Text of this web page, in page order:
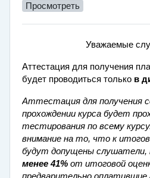
Просмотреть
Уважаемые
Аттестация для получения
будет проводиться только в
Аттестация для получения
прохождении курса будет
тестирования по всему
внимание на то, что к
будут допущены слушатели,
менее41% от итоговой